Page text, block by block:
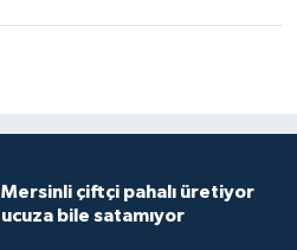
Mersinli çiftçi pahalı üretiyor
ucuza bile satamıyor